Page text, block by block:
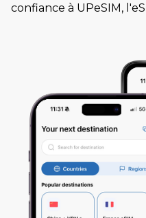
confiance à UPeSIM,